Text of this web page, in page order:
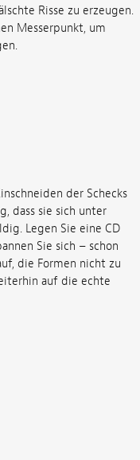
Risse zu erzeugen.
Messerpunkt, um
der Schecks
dass sie sich unter
Legen Sie eine CD
Sie sich – schon
die Formen nicht zu
auf die echte